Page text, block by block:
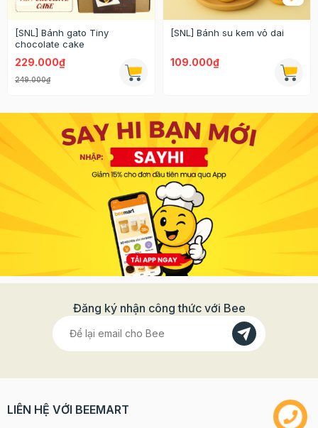
[SNL] Bánh gato Tiny
chocolate cake
229.000₫
249.000₫
[SNL] Bánh su kem vỏ dai
109.000₫
Đăng ký nhận công thức với Bee
LIÊN HỆ VỚI BEEMART